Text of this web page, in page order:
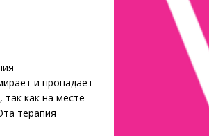
и пропадает
как на месте
терапия